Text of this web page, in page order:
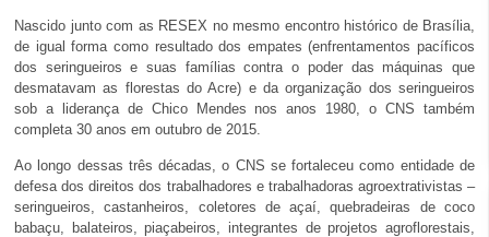
Nascido junto com as RESEX no mesmo encontro histórico de Brasília,
de igual forma como resultado dos empates (enfrentamentos pacíficos
dos seringueiros e suas famílias contra o poder das máquinas que
desmatavam as florestas do Acre) e da organização dos seringueiros
sob a liderança de Chico Mendes nos anos 1980, o CNS também
completa 30 anos em outubro de 2015.
Ao longo dessas três décadas, o CNS se fortaleceu como entidade de
defesa dos direitos dos trabalhadores e trabalhadoras agroextrativistas –
seringueiros, castanheiros, coletores de açaí, quebradeiras de coco
babaçu, balateiros, piaçabeiros, integrantes de projetos agroflorestais,